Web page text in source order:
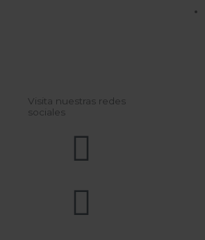
Visita nuestras redes
sociales